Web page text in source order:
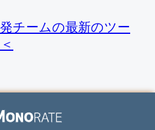
チームの最新のツー